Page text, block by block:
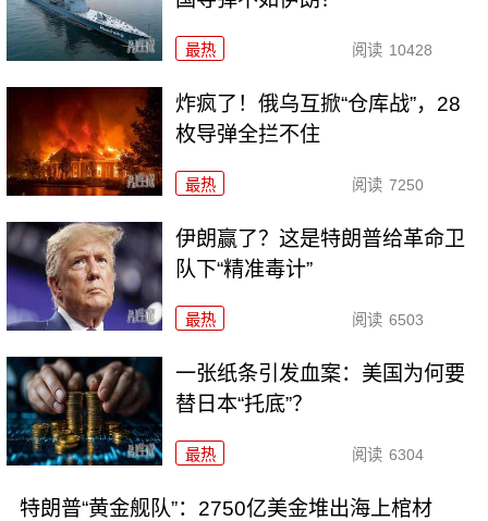
最热 阅读 10428
炸疯了！俄乌互掀“仓库战”，28
枚导弹全拦不住
最热 阅读 7250
伊朗赢了？这是特朗普给革命卫
队下“精准毒计”
最热 阅读 6503
一张纸条引发血案：美国为何要
替日本“托底”？
最热 阅读 6304
特朗普“黄金舰队”：2750亿美金堆出海上棺材